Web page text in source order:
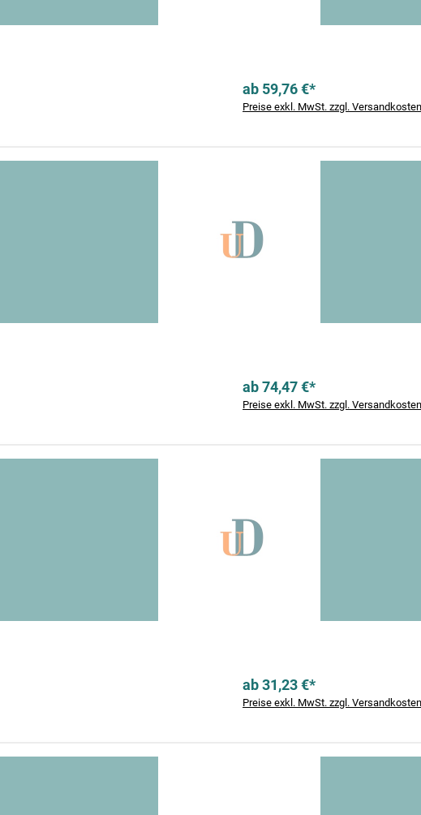
ab 59,76 €*
Preise exkl. MwSt. zzgl. Versandkosten
ab 74,47 €*
Preise exkl. MwSt. zzgl. Versandkosten
ab 31,23 €*
Preise exkl. MwSt. zzgl. Versandkosten